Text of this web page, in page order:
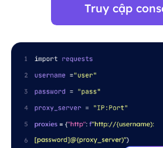
Truy cập